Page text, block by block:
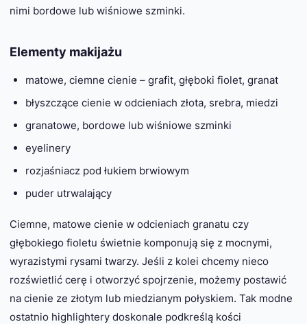
nimi bordowe lub wiśniowe szminki.
Elementy makijażu
matowe, ciemne cienie – grafit, głęboki fiolet, granat
błyszczące cienie w odcieniach złota, srebra, miedzi
granatowe, bordowe lub wiśniowe szminki
eyelinery
rozjaśniacz pod łukiem brwiowym
puder utrwalający
Ciemne, matowe cienie w odcieniach granatu czy
głębokiego fioletu świetnie komponują się z mocnymi,
wyrazistymi rysami twarzy. Jeśli z kolei chcemy nieco
rozświetlić cerę i otworzyć spojrzenie, możemy postawić
na cienie ze złotym lub miedzianym połyskiem. Tak modne
ostatnio highlightery doskonale podkreślą kości